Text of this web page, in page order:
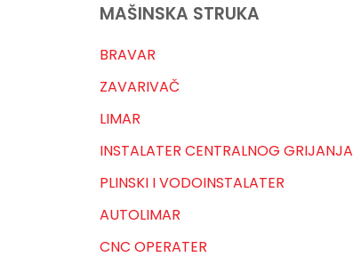
MAŠINSKA STRUKA
BRAVAR
ZAVARIVAČ
LIMAR
INSTALATER CENTRALNOG GRIJANJA
PLINSKI I VODOINSTALATER
AUTOLIMAR
CNC OPERATER